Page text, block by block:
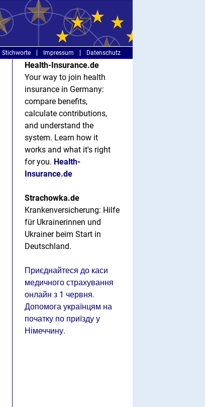
Stichworte Impressum Datenschutz
Health-Insurance.de
Your way to join health
insurance in Germany:
compare benefits,
calculate contributions,
and understand the
system. Learn how it
works and what it's right
for you. Health-
Insurance.de
Strachowka.de
Krankenversicherung: Hilfe
für Ukrainerinnen und
Ukrainer beim Start in
Deutschland.
Приєднайтеся до каси
медичного страхування
онлайн з 1 червня.
Допомога українцям на
початку по приїзду у
Німеччину.